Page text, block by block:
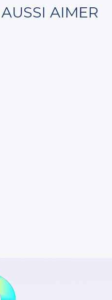
AIMER